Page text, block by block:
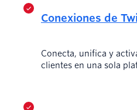
Conexiones de
Conecta, unifica y
clientes en una sola